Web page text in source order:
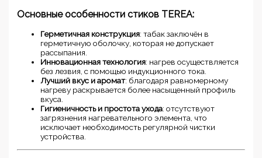
Основные особенности стиков TEREA:
Герметичная конструкция: табак заключён в
герметичную оболочку, которая не допускает
рассыпания.
Инновационная технология: нагрев осуществляется
без лезвия, с помощью индукционного тока.
Лучший вкус и аромат: благодаря равномерному
нагреву раскрывается более насыщенный профиль
вкуса.
Гигиеничность и простота ухода: отсутствуют
загрязнения нагревательного элемента, что
исключает необходимость регулярной чистки
устройства.